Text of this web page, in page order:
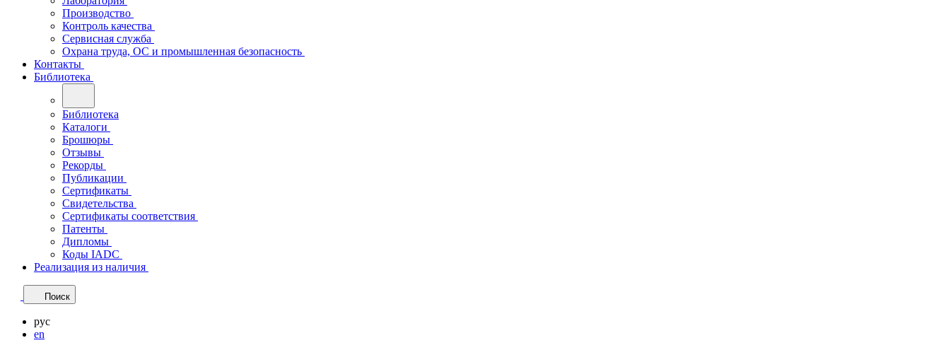
Производство
Контроль качества
Сервисная служба
Охрана труда, ОС и промышленная безопасность
Контакты
Библиотека
Библиотека
Каталоги
Брошюры
Отзывы
Рекорды
Публикации
Сертификаты
Свидетельства
Сертификаты соответствия
Патенты
Дипломы
Коды IADC
Реализация из наличия
Поиск
рус
en